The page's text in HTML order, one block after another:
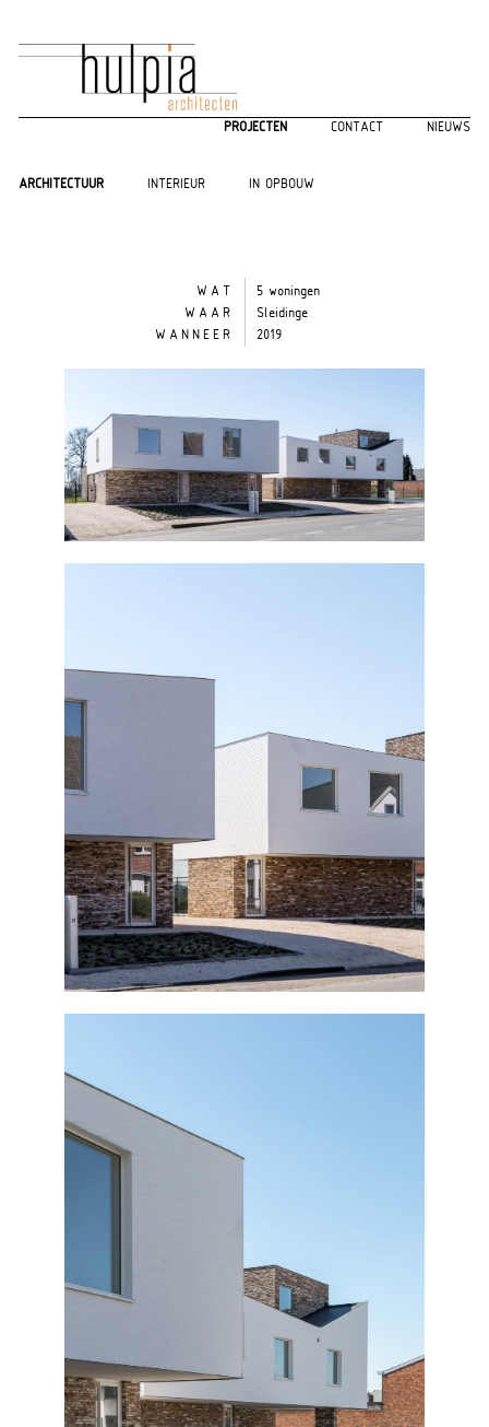
PROJECTEN CONTACT NIEUWS
ARCHITECTUUR INTERIEUR IN OPBOUW
WAT
WAAR
WANNEER
5 woningen
Sleidinge
2019